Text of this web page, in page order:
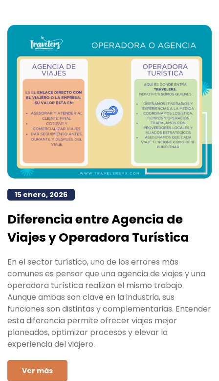
15 enero, 2026
Diferencia entre Agencia de
Viajes y Operadora Turística
En el sector turístico, uno de los errores más
comunes es pensar que una agencia de viajes y una
operadora turística realizan el mismo trabajo.
Aunque ambas son clave en la industria, sus
funciones son distintas y complementarias. Entender
esta diferencia permite ofrecer viajes mejor
planeados, optimizar procesos y elevar la
experiencia del viajero.
Ver más